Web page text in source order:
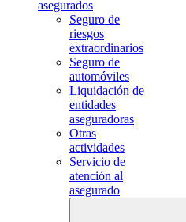
asegurados
Seguro de
riesgos
extraordinarios
Seguro de
automóviles
Liquidación de
entidades
aseguradoras
Otras
actividades
Servicio de
atención al
asegurado